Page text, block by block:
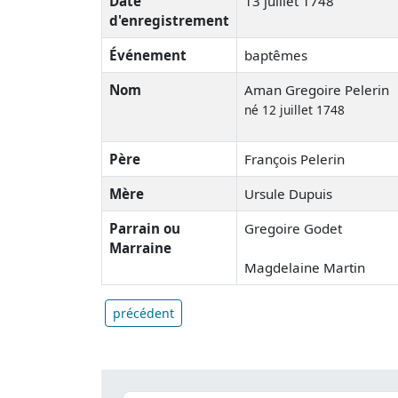
d'enregistrement
Événement
baptêmes
Nom
Aman Gregoire Pelerin
né 12 juillet 1748
Père
François Pelerin
Mère
Ursule Dupuis
Parrain ou
Marraine
Gregoire Godet
Magdelaine Martin
précédent